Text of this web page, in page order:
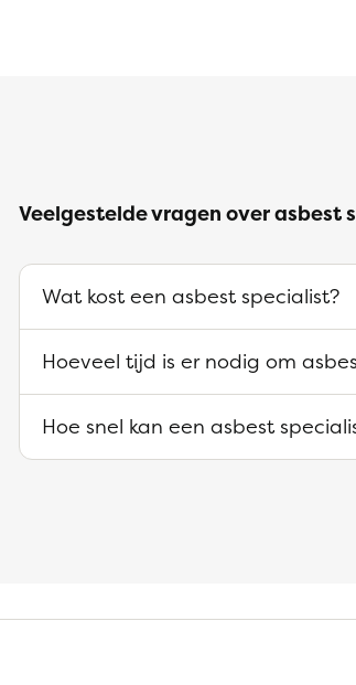
Veelgestelde vragen over asbest
Wat kost een asbest specialist?
Hoeveel tijd is er nodig om
Hoe snel kan een asbest